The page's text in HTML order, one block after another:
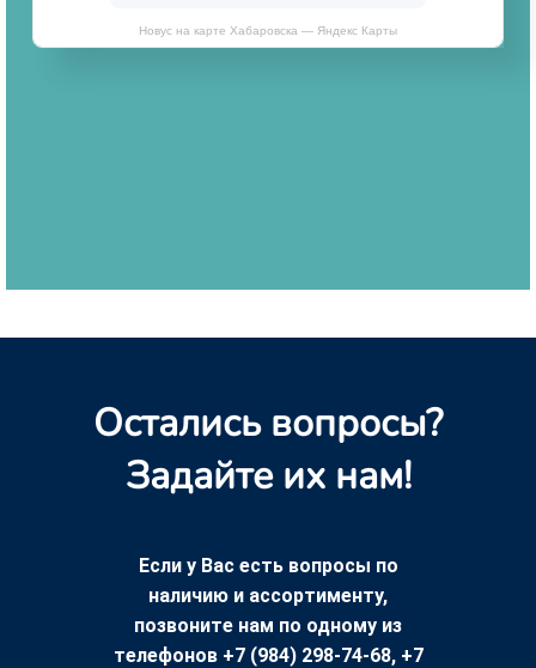
Новус на карте Хабаровска — Яндекс Карты
Остались вопросы?
Задайте их нам!
Если у Вас есть вопросы по
наличию и ассортименту,
позвоните нам по одному из
телефонов +7 (984) 298-74-68, +7